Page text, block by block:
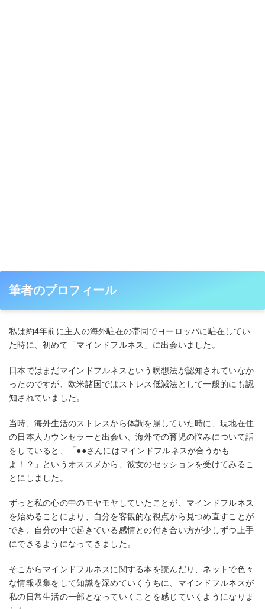
筆者のプロフィール
私は約4年前に主人の海外駐在の帯同でヨーロッパに駐在してい
た時に、初めて「マインドフルネス」に出会いました。
日本ではまだマインドフルネスという瞑想法が認知されていなか
ったのですが、欧米諸国ではストレス低減法として一般的にも認
知されていました。
当時、海外生活のストレスから体調を崩していた時に、現地在住
の日本人カウンセラーと出会い、海外での育児の悩みについて話
をしていると、「●●さんにはマインドフルネスが合うかも
よ！？」というオススメから、彼女のセッションを受けてみるこ
とにしました。
ずっと私の心の中のモヤモヤしていたことが、マインドフルネス
を始めることにより、自分を客観的な視点から見つめ直すことが
でき、自分の中で起きている感情との付き合い方が少しずつ上手
にできるようになってきました。
そこからマインドフルネスに関する本を読んだり、ネットで色々
な情報収集をして知識を深めていくうちに、マインドフルネスが
私の日常生活の一部となっていくことを感じていくようになりま